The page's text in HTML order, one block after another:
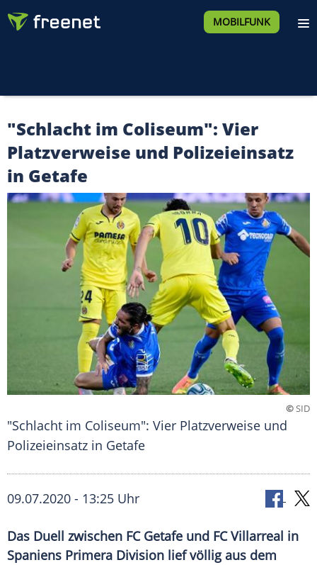
MOBILFUNK
"Schlacht im Coliseum": Vier
Platzverweise und Polizeieinsatz
in Getafe
©SID
"Schlacht im Coliseum": Vier Platzverweise und
Polizeieinsatz in Getafe
09.07.2020 - 13:25 Uhr
Das Duell zwischen FC Getafe und FC Villarreal in
Spaniens Primera Division lief völlig aus dem